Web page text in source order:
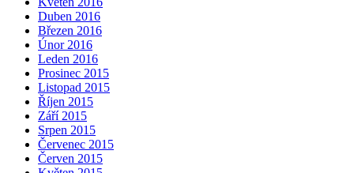
Duben 2016
Březen 2016
Únor 2016
Leden 2016
Prosinec 2015
Listopad 2015
Říjen 2015
Září 2015
Srpen 2015
Červenec 2015
Červen 2015